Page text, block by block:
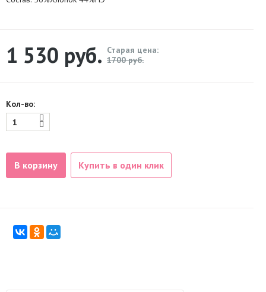
1 530 руб. Старая цена:
1700 руб.
Кол-во:
В корзину Купить в один клик